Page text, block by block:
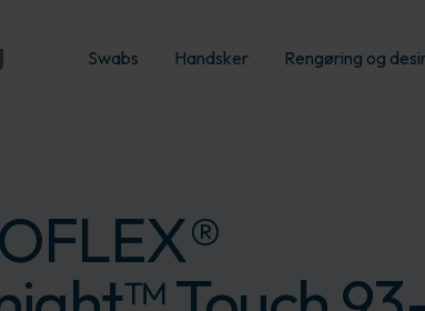
Swabs Handsker Rengøring og